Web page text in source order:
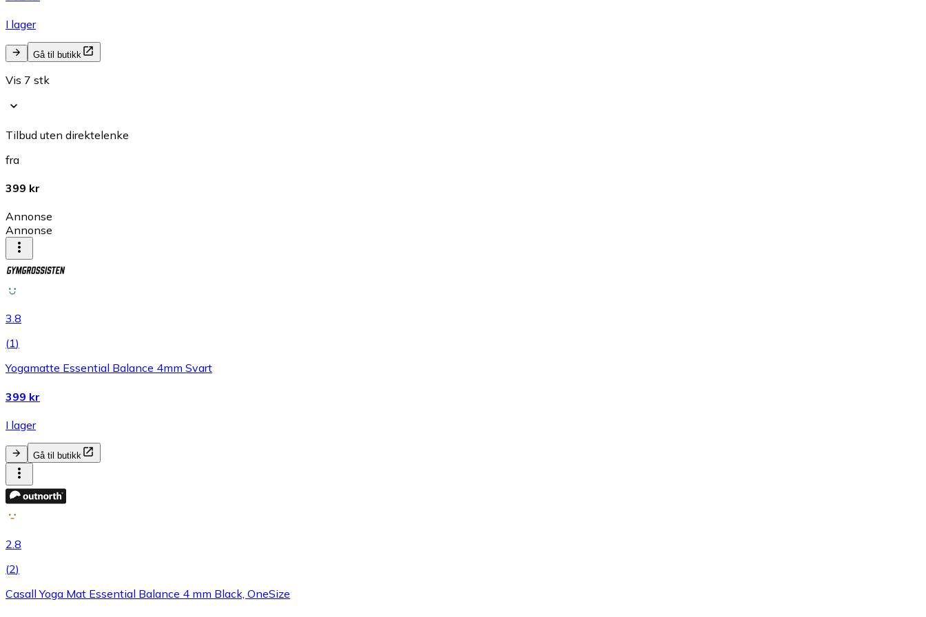
I lager
Gå til butikk
Vis 7 stk
Tilbud uten direktelenke
fra
399 kr
Annonse
Annonse
3.8
(1)
Yogamatte Essential Balance 4mm Svart
399 kr
I lager
Gå til butikk
2.8
(2)
Casall Yoga Mat Essential Balance 4 mm Black, OneSize